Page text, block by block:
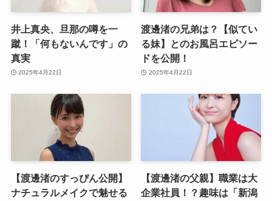
井上真央、旦那の噂を一
蹴！「何もないんです」の
真実
2025年4月22日
渡邊渚の兄弟は？【似てい
る妹】とのお風呂エピソー
ドを公開！
2025年4月22日
【渡邊渚のすっぴん公開】
ナチュラルメイクで魅せる
【渡邊渚の父親】職業は大
企業社員！？趣味は「新潟